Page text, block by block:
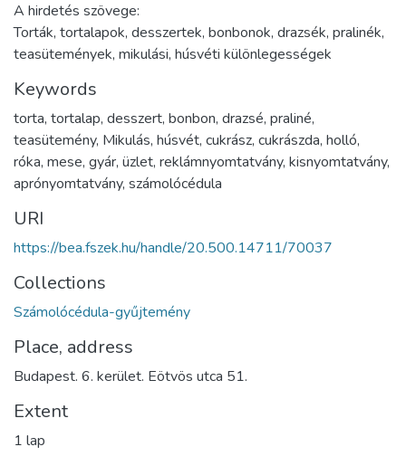
A hirdetés szövege:
Torták, tortalapok, desszertek, bonbonok, drazsék, pralinék,
teasütemények, mikulási, húsvéti különlegességek
Keywords
torta, tortalap, desszert, bonbon, drazsé, praliné,
teasütemény, Mikulás, húsvét, cukrász, cukrászda, holló,
róka, mese, gyár, üzlet, reklámnyomtatvány, kisnyomtatvány,
aprónyomtatvány, számolócédula
URI
https://bea.fszek.hu/handle/20.500.14711/70037
Collections
Számolócédula-gyűjtemény
Place, address
Budapest. 6. kerület. Eötvös utca 51.
Extent
1 lap